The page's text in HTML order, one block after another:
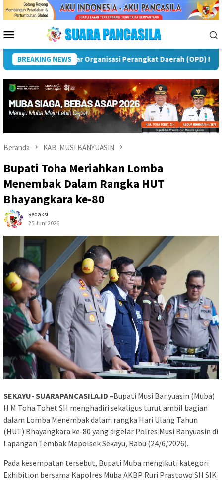
Menu
Mobile
BREAKING NEWSPuncak Peringatan IPeKB Ke-19, Plt Bupati
Beranda KAB. MUSI BANYUASIN
Bupati Toha Meriahkan Lomba
Menembak Dalam Rangka HUT
Bhayangkara ke-80
Redaksi
25 Juni 2026
SEKAYU- SUARAPANCASILA.ID –Bupati Musi Banyuasin (Muba)
H M Toha Tohet SH menghadiri sekaligus turut ambil bagian
dalam Lomba Menembak dalam rangka Hari Ulang Tahun
(HUT) Bhayangkara ke-80 yang digelar Polres Musi Banyuasin di
Lapangan Tembak Mapolsek Sekayu, Rabu (24/6/2026).
Pada kesempatan tersebut, Bupati Muba mengikuti kategori
Exhibition bersama Kapolres Muba AKBP Ruri Prastowo SH SIK